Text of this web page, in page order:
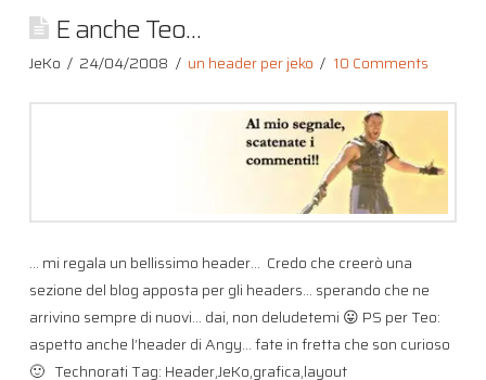
E anche Teo…
JeKo 24/04/2008 un header per jeko 10 Comments
… mi regala un bellissimo header… Credo che creerò una
sezione del blog apposta per gli headers… sperando che ne
arrivino sempre di nuovi… dai, non deludetemi 😛 PS per Teo:
aspetto anche l’header di Angy… fate in fretta che son curioso
🙂 Technorati Tag: Header,JeKo,grafica,layout